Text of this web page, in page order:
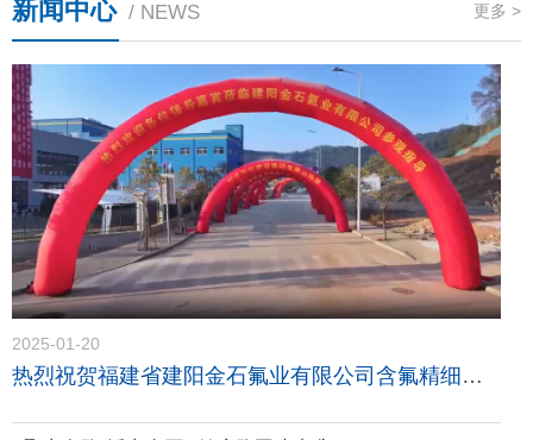
新闻中心 / NEWS 更多 >
2025-01-20
热烈祝贺福建省建阳金石氟业有限公司含氟精细化学品（一期）项目竣工投产